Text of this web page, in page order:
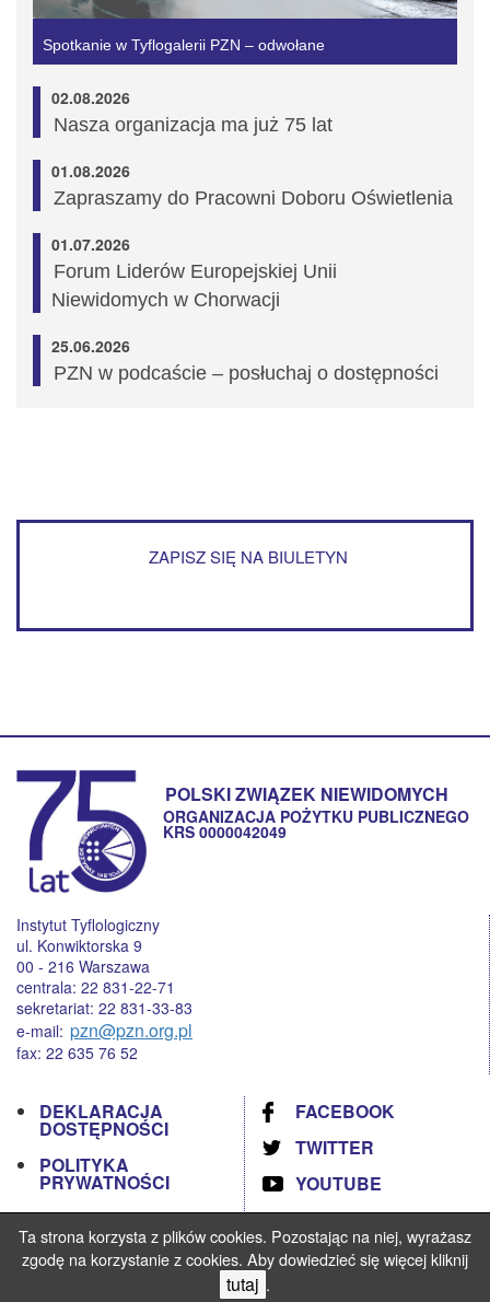
Spotkanie w Tyflogalerii PZN – odwołane
02.08.2026
Nasza organizacja ma już 75 lat
01.08.2026
Zapraszamy do Pracowni Doboru Oświetlenia
01.07.2026
Forum Liderów Europejskiej Unii
Niewidomych w Chorwacji
25.06.2026
PZN w podcaście – posłuchaj o dostępności
ZAPISZ SIĘ NA BIULETYN
POLSKI ZWIĄZEK NIEWIDOMYCH
ORGANIZACJA POŻYTKU PUBLICZNEGO
KRS 0000042049
Instytut Tyflologiczny
ul. Konwiktorska 9
00 - 216 Warszawa
centrala: 22 831-22-71
sekretariat: 22 831-33-83
e-mail: pzn@pzn.org.pl
fax: 22 635 76 52
DEKLARACJA
DOSTĘPNOŚCI
POLITYKA
PRYWATNOŚCI
RODO
STANDARDY
OCHRONY
FACEBOOK
TWITTER
YOUTUBE
Ta strona korzysta z plików cookies. Pozostając na niej, wyrażasz
zgodę na korzystanie z cookies. Aby dowiedzieć się więcej kliknij
tutaj .